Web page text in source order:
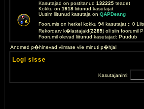
Kasutajad on postitanud 132225 teadet
Kokku on 1918 liitunud kasutajat
Uusim liitunud kasutaja on QAPDeang
Foorumis on hetkel kokku 94 kasutajat :: 0
Rekordarv k�lastajaid(2285) oli siin foorumil
Foorumil olevad liitunud kasutajad: Puudub
Andmed p�hinevad viimase viie minuti p�hjal
Logi sisse
Kasutajanimi: